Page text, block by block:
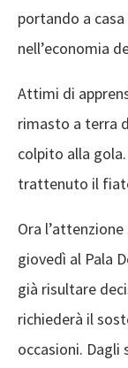
portando a
nell’economia
Attimi di
rimasto a terra
colpito alla
trattenuto il
Ora
giovedì al Pala
già risultare
richiederà il
occasioni. Dagli